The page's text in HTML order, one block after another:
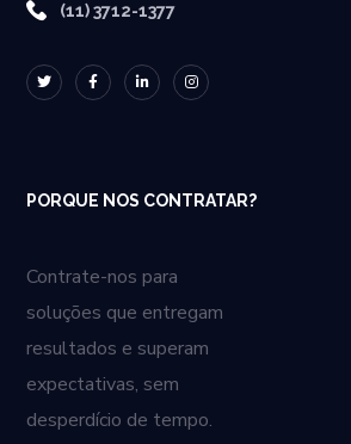
(11) 3712-1377
PORQUE NOS CONTRATAR?
Contrate-nos para
soluções que entregam
resultados e superam
expectativas, sem
desperdício de tempo.